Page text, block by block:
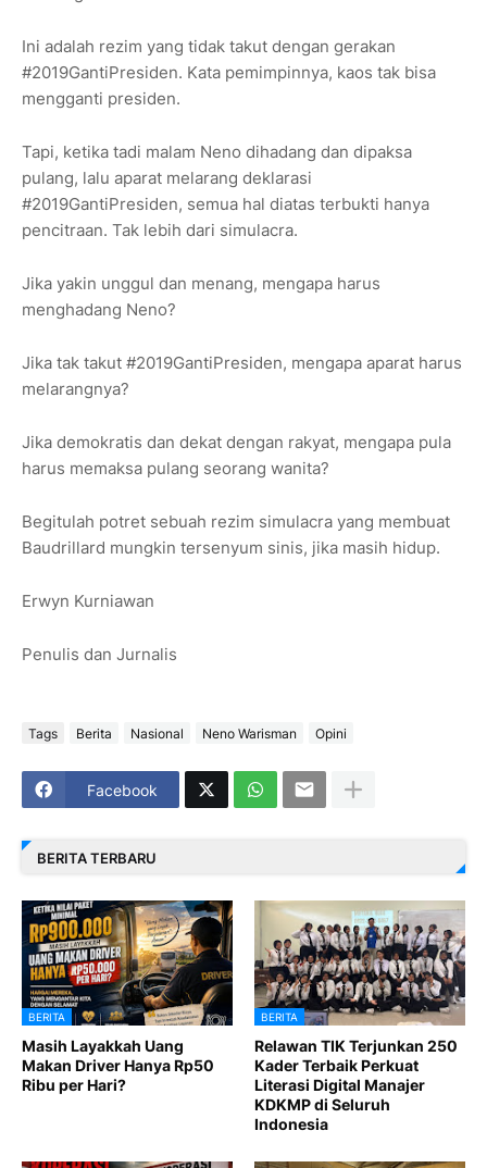
Ini adalah rezim yang tidak takut dengan gerakan
#2019GantiPresiden. Kata pemimpinnya, kaos tak bisa
mengganti presiden.
Tapi, ketika tadi malam Neno dihadang dan dipaksa
pulang, lalu aparat melarang deklarasi
#2019GantiPresiden, semua hal diatas terbukti hanya
pencitraan. Tak lebih dari simulacra.
Jika yakin unggul dan menang, mengapa harus
menghadang Neno?
Jika tak takut #2019GantiPresiden, mengapa aparat harus
melarangnya?
Jika demokratis dan dekat dengan rakyat, mengapa pula
harus memaksa pulang seorang wanita?
Begitulah potret sebuah rezim simulacra yang membuat
Baudrillard mungkin tersenyum sinis, jika masih hidup.
Erwyn Kurniawan
Penulis dan Jurnalis
Tags Berita Nasional Neno Warisman Opini
Facebook
BERITA TERBARU
BERITA
Masih Layakkah Uang
Makan Driver Hanya Rp50
Ribu per Hari?
BERITA
Relawan TIK Terjunkan 250
Kader Terbaik Perkuat
Literasi Digital Manajer
KDKMP di Seluruh
Indonesia